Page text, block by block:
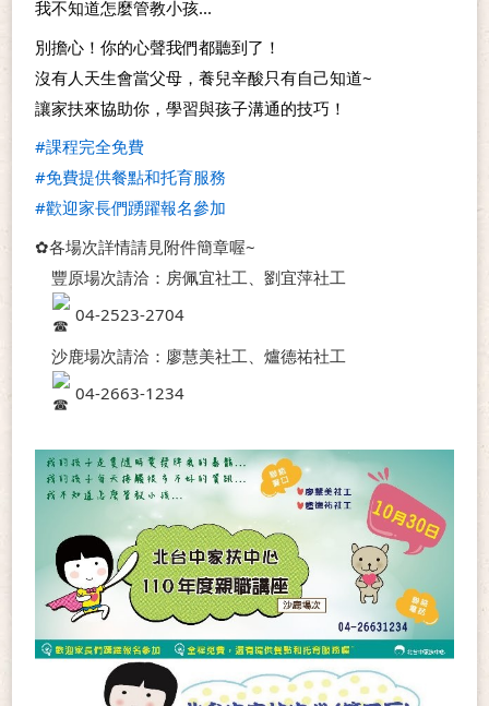
我不知道怎麼管教小孩...
別擔心！你的心聲我們都聽到了！
沒有人天生會當父母，養兒辛酸只有自己知道~
讓家扶來協助你，學習與孩子溝通的技巧！
#課程完全免費
#免費提供餐點和托育服務
#歡迎家長們踴躍報名參加
✿各場次詳情請見附件簡章喔~
豐原場次請洽：房佩宜社工、劉宜萍社工
04-2523-2704
沙鹿場次請洽：廖慧美社工、爐德祐社工
04-2663-1234